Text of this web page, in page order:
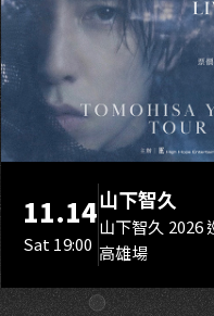
11.14
Sat 19:00
山下智久
山下智久 2026
高雄場